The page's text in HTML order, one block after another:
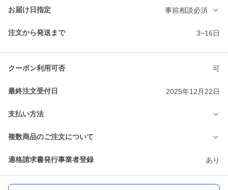
お届け日指定 事前相談必須
注文から発送まで 3~16日
クーポン利用可否 可
最終注文受付日 2025年12月22日
支払い方法
複数商品のご注文について
適格請求書発行事業者登録 あり